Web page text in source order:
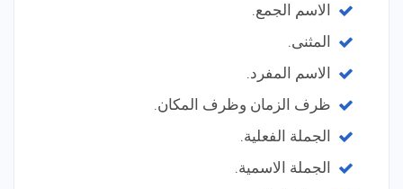
الاسم الجمع.
المثنى.
الاسم المفرد.
ظرف الزمان وظرف المكان.
الجملة الفعلية.
الجملة الاسمية.